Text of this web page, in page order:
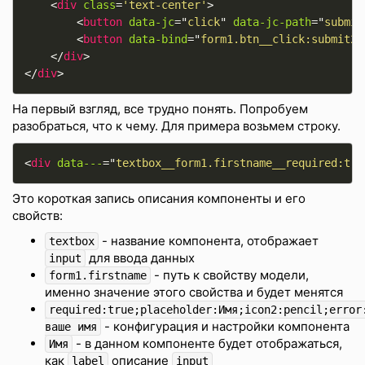
<div class='text-center'>
<button data-jc="click" data-jc-path="
<button data-bind="form1.btn__click:submit2
</div>
</div>
На первый взгляд, все трудно понять. Попробуем
разобраться, что к чему. Для примера возьмем строку.
<div data---="
Это короткая запись описания компоненты и его
свойств:
textbox - название компонента, отображает
input для ввода данных
form1.firstname
- путь к свойству модели,
именно значение этого свойства и будет менятся
ваше имя
- конфигурация и настройки компонента
Имя
- в данном компоненте будет отображаться,
как
label описание input